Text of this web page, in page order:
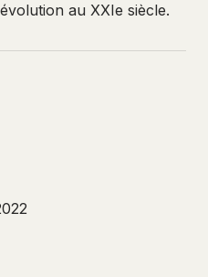
au XXIe siècle.